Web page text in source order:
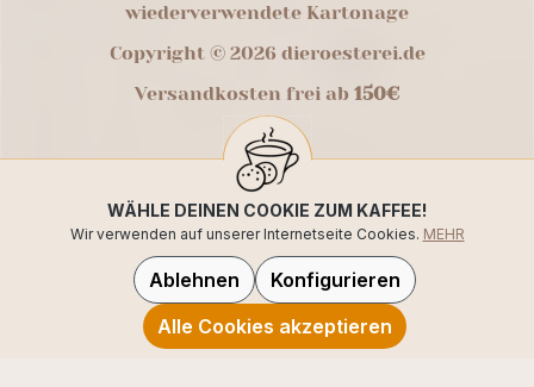
wiederverwendete Kartonage
Copyright © 2026 dieroesterei.de
Versandkosten frei ab 150€
WÄHLE DEINEN COOKIE ZUM KAFFEE!
Wir verwenden auf unserer Internetseite Cookies. MEHR
Ablehnen
Konfigurieren
Alle Cookies akzeptieren